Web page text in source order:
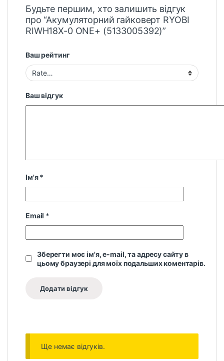
Будьте першим, хто залишить відгук
про “Акумуляторний гайковерт RYOBI
RIWH18X-0 ONE+ (5133005392)”
Ваш рейтинг
Ваш відгук
Ім'я*
Email *
Зберегти моє ім'я, e-mail, та адресу сайту в
цьому браузері для моїх подальших коментарів.
Ще немає відгуків.